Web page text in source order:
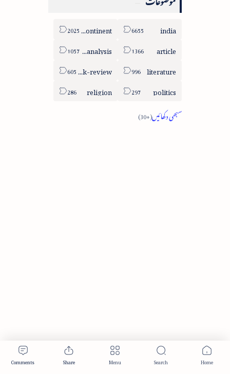
india
sub-continent
article
column-analysis
literature
book-review
politics
religion